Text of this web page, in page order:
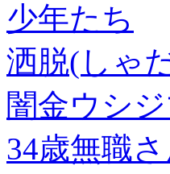
少年たち
洒脱(しゃ
闇金ウシ
34歳無職